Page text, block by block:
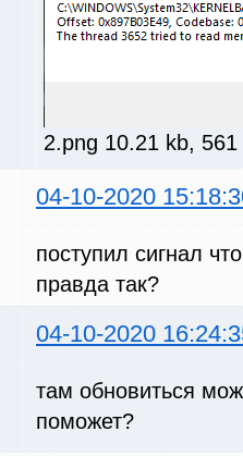
2.png 10.21 kb,
04-10-2020
поступил сигнал
правда так?
04-10-2020
там обновиться
поможет?